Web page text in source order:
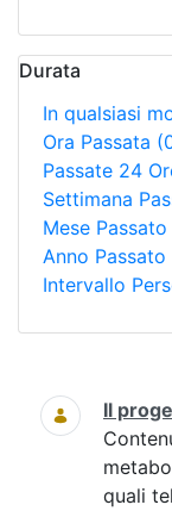
Durata
In qualsiasi
Ora Passata
Passate 24
Settimana
Mese Passato
Anno Passato
Intervallo
Ricerca
Il
quali